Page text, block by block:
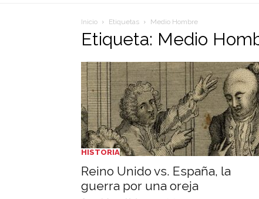
Inicio Etiquetas Medio Hombre
Etiqueta: Medio
HISTORIA
Reino Unido vs. España, la
guerra por una oreja